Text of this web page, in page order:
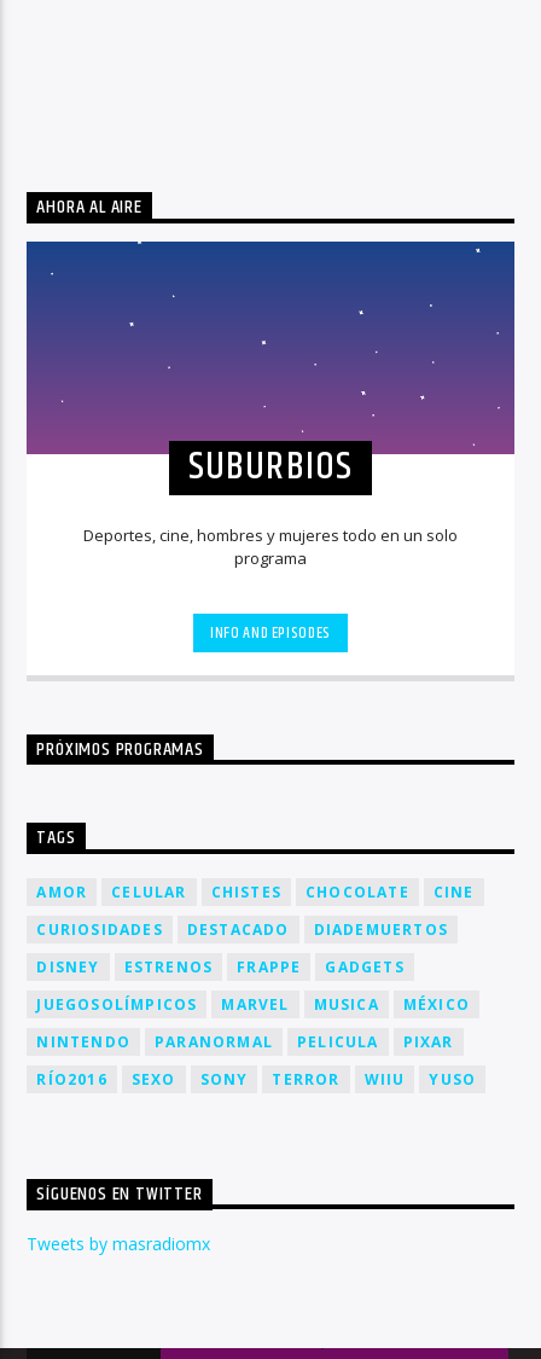
AHORA AL AIRE
SUBURBIOS
Deportes, cine, hombres y mujeres todo en un solo
programa
INFO AND EPISODES
PRÓXIMOS PROGRAMAS
TAGS
AMOR CELULAR CHISTES CHOCOLATE
CINE
CURIOSIDADES
DESTACADO
DIADEMUERTOS
DISNEY
ESTRENOS FRAPPE
GADGETS
JUEGOSOLÍMPICOS
MARVEL MUSICA
MÉXICO
NINTENDO
PARANORMAL PELICULA
PIXAR
RÍO2016
SEXO SONY TERROR WIIU YUSO
SÍGUENOS EN TWITTER
Tweets by masradiomx